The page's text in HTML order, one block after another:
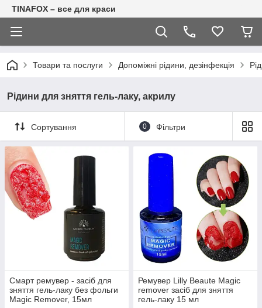
TINAFOX – все для краси
Товари та послуги Допоміжні рідини, дезінфекція
Рідини для зняття гель-лаку, акрилу
Сортування 0 Фільтри
Смарт ремувер - засіб для
зняття гель-лаку без фольги
Magic Remover, 15мл
Ремувер Lilly Beaute Magic
remover засіб для зняття
гель-лаку 15 мл